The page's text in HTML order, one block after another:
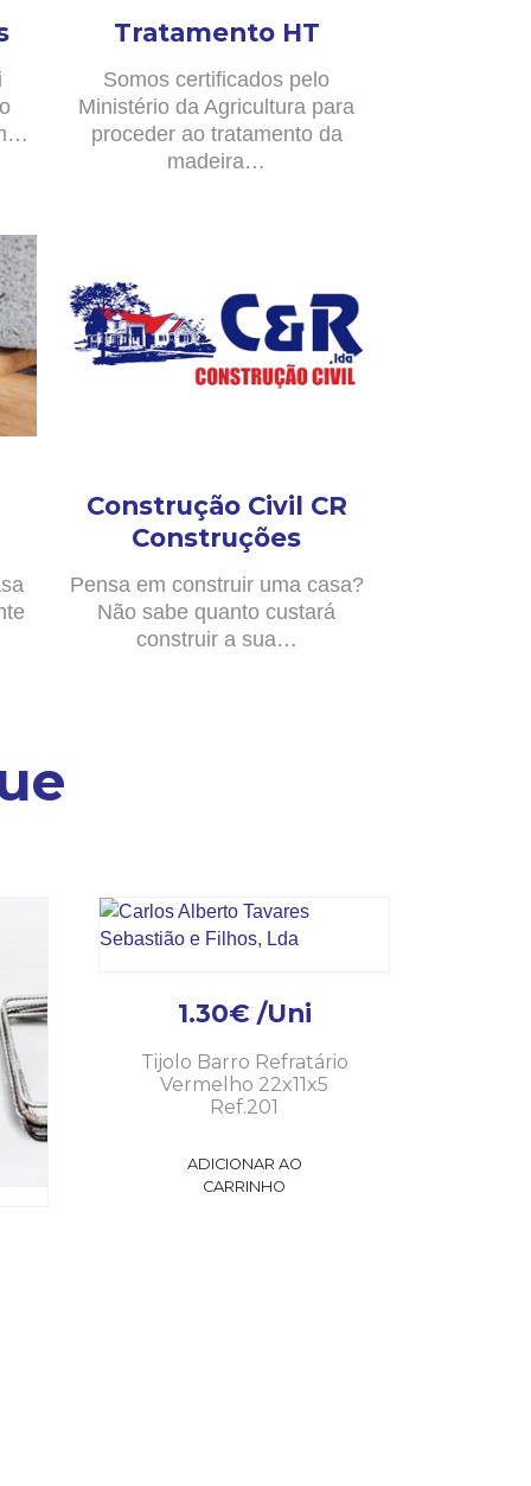
Tratamento HT
Somos certificados pelo
Ministério da Agricultura para
proceder ao tratamento da
madeira…
Construção Civil CR
Construções
Pensa em construir uma casa?
Não sabe quanto custará
construir a sua…
1.30€ /Uni
Tijolo Barro Refratário
Vermelho 22x11x5
Ref.201
ADICIONAR AO
CARRINHO